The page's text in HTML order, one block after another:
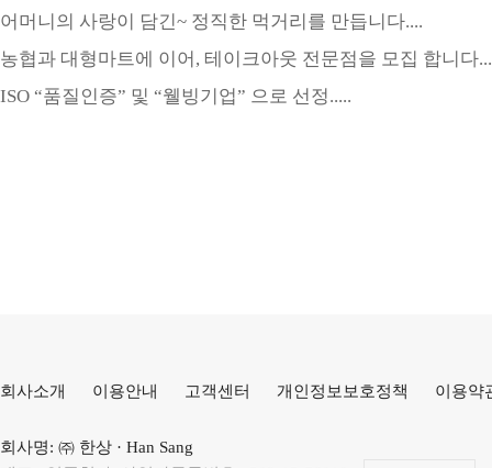
어머니의 사랑이 담긴~ 정직한 먹거리를 만듭니다....
농협과 대형마트에 이어, 테이크아웃 전문점을 모집 합니다
ISO “품질인증” 및 “웰빙기업” 으로 선정.....
회사소개 이용안내 고객센터 개인정보보호정책 이용약
회사명: ㈜ 한상 · Han Sang